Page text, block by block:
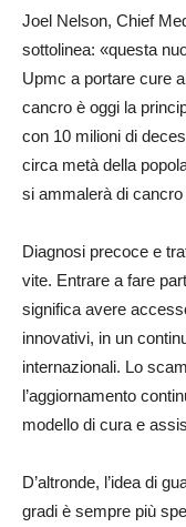
Joel Nelson, Chief
sottolinea: «questa
Upmc a portare cure
cancro è oggi la
con 10 milioni di
circa metà della
si ammalerà di cancro
Diagnosi precoce e
vite. Entrare a fare
significa avere
innovativi, in un
internazionali. Lo
l’aggiornamento
modello di cura e
D’altronde, l’idea di
gradi è sempre più